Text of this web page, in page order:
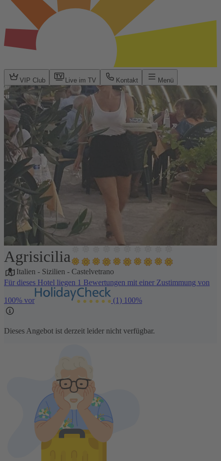
VIP Club Live im TV Kontakt Menü
Agrisicilia
Italien - Sizilien - Castelvetrano
Für dieses Hotel liegen 1 Bewertungen mit einer Zustimmung von
100% vor (1) 100%
Dieses Angebot ist derzeit leider nicht verfügbar.